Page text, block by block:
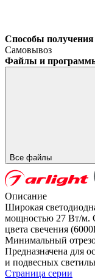
Способы получения
Самовывоз
Файлы и
Все файлы
Описание
Широкая
мощностью 27 Вт/м.
цвета свечения
Минимальный
Предназначена для
и подвесных
Страница серии